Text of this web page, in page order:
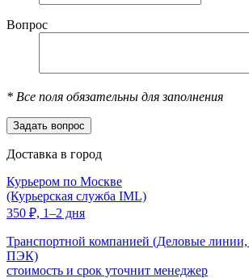
Вопрос
* Все поля обязательны для заполнения
Доставка в город
Курьером по Москве
(Курьерская служба IML)
350 ₽, 1–2 дня
Транспортной компанией (Деловые линии,
ПЭК)
стоимость и срок уточнит менеджер